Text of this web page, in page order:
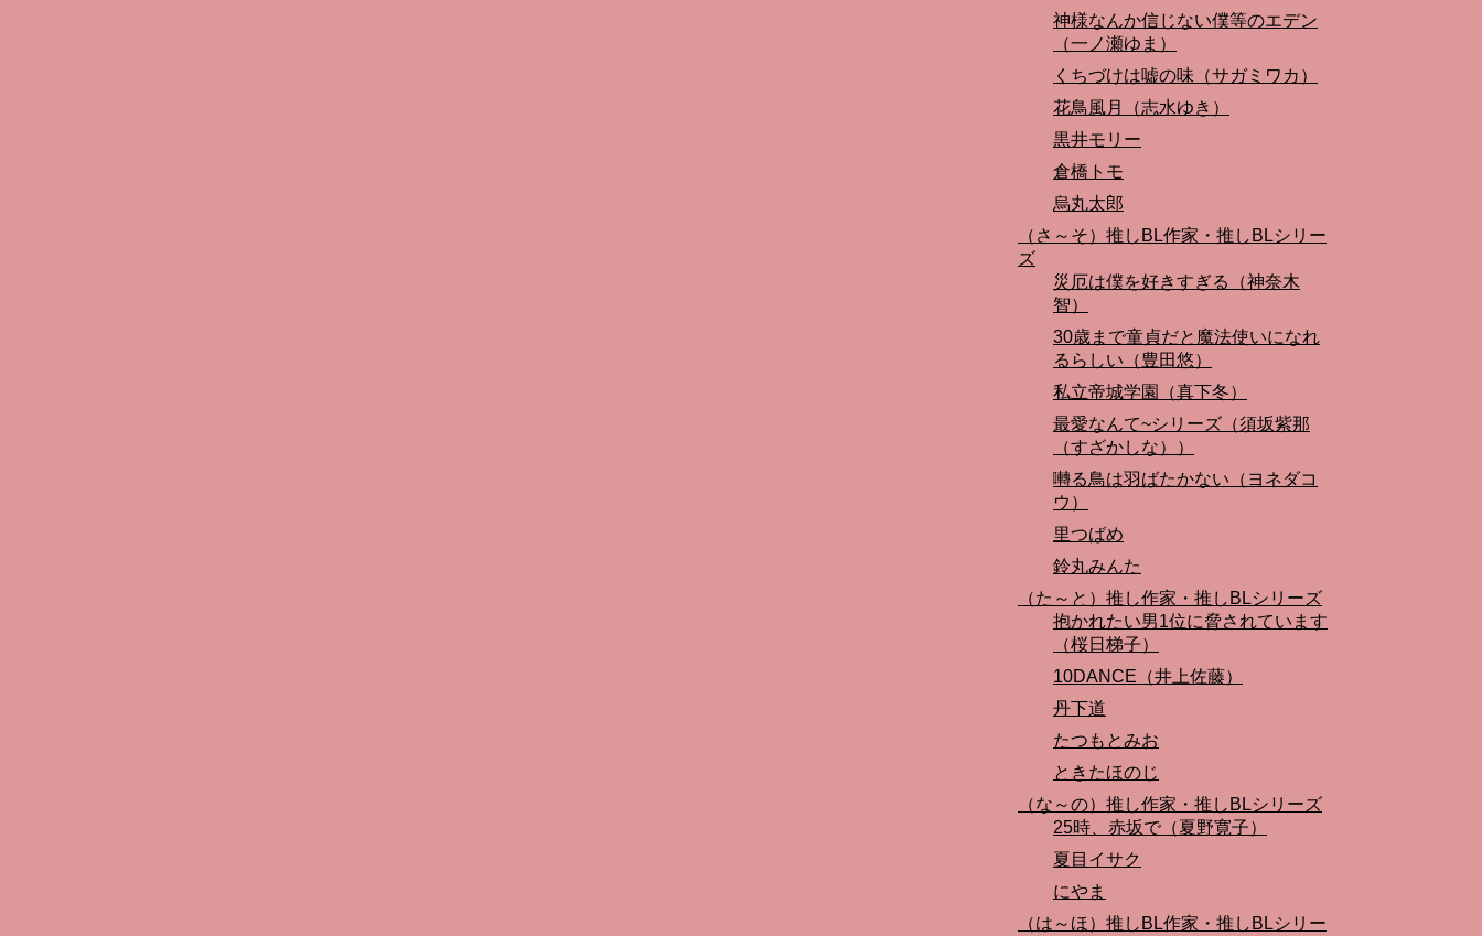
神様なんか信じない僕等のエデン
（一ノ瀬ゆま）
くちづけは嘘の味（サガミワカ）
花鳥風月（志水ゆき）
黒井モリー
倉橋トモ
烏丸太郎
（さ～そ）推しBL作家・推しBLシリー
ズ
災厄は僕を好きすぎる（神奈木
智）
30歳まで童貞だと魔法使いになれ
るらしい（豊田悠）
私立帝城学園（真下冬）
最愛なんて~シリーズ（須坂紫那
（すざかしな））
囀る鳥は羽ばたかない（ヨネダコ
ウ）
里つばめ
鈴丸みんた
（た～と）推し作家・推しBLシリーズ
抱かれたい男1位に脅されています
（桜日梯子）
10DANCE（井上佐藤）
丹下道
たつもとみお
ときたほのじ
（な～の）推し作家・推しBLシリーズ
25時、赤坂で（夏野寛子）
夏目イサク
にやま
（は～ほ）推しBL作家・推しBLシリー